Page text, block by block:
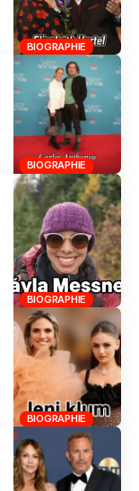
BIOGRAPHIE
BIOGRAPHIE
BIOGRAPHIE
BIOGRAPHIE